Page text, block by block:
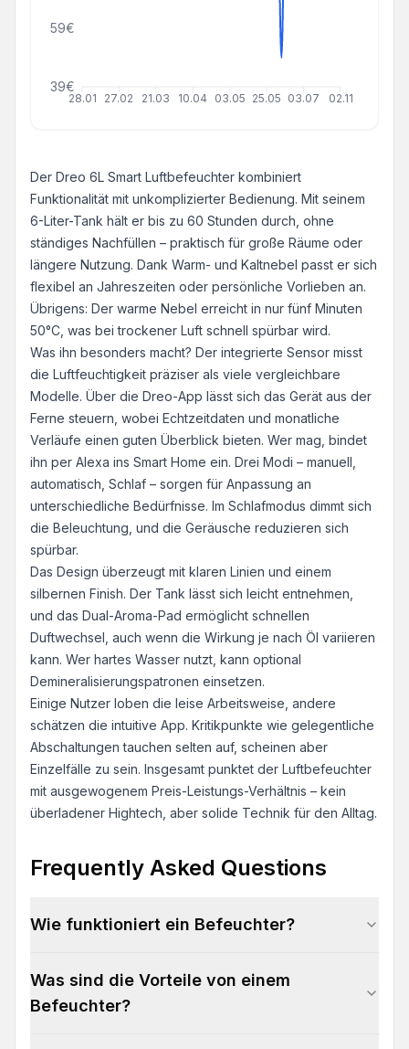
28.01 27.02 21.03 10.04 03.05 25.05 03.07 02.11
39€
59€
Der Dreo 6L Smart Luftbefeuchter kombiniert
Funktionalität mit unkomplizierter Bedienung. Mit seinem
6-Liter-Tank hält er bis zu 60 Stunden durch, ohne
ständiges Nachfüllen – praktisch für große Räume oder
längere Nutzung. Dank Warm- und Kaltnebel passt er sich
flexibel an Jahreszeiten oder persönliche Vorlieben an.
Übrigens: Der warme Nebel erreicht in nur fünf Minuten
50°C, was bei trockener Luft schnell spürbar wird.
Was ihn besonders macht? Der integrierte Sensor misst
die Luftfeuchtigkeit präziser als viele vergleichbare
Modelle. Über die Dreo-App lässt sich das Gerät aus der
Ferne steuern, wobei Echtzeitdaten und monatliche
Verläufe einen guten Überblick bieten. Wer mag, bindet
ihn per Alexa ins Smart Home ein. Drei Modi – manuell,
automatisch, Schlaf – sorgen für Anpassung an
unterschiedliche Bedürfnisse. Im Schlafmodus dimmt sich
die Beleuchtung, und die Geräusche reduzieren sich
spürbar.
Das Design überzeugt mit klaren Linien und einem
silbernen Finish. Der Tank lässt sich leicht entnehmen,
und das Dual-Aroma-Pad ermöglicht schnellen
Duftwechsel, auch wenn die Wirkung je nach Öl variieren
kann. Wer hartes Wasser nutzt, kann optional
Demineralisierungspatronen einsetzen.
Einige Nutzer loben die leise Arbeitsweise, andere
schätzen die intuitive App. Kritikpunkte wie gelegentliche
Abschaltungen tauchen selten auf, scheinen aber
Einzelfälle zu sein. Insgesamt punktet der Luftbefeuchter
mit ausgewogenem Preis-Leistungs-Verhältnis – kein
überladener Hightech, aber solide Technik für den Alltag.
Frequently Asked Questions
Wie funktioniert ein Befeuchter?
Was sind die Vorteile von einem
Befeuchter?